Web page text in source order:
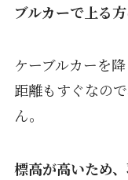
ブルカーで上る
ケーブルカーを
距離もすぐなの
ん。
標高が高いため